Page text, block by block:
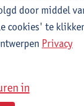
Shiri Roelofs
door middel
cookies' te
Privacy
in